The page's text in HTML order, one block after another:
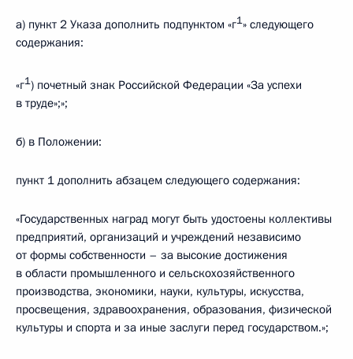
а) пункт 2 Указа дополнить подпунктом «г1» следующего
содержания:
«г1) почетный знак Российской Федерации «За успехи
в труде»;»;
б) в Положении:
пункт 1 дополнить абзацем следующего содержания:
«Государственных наград могут быть удостоены коллективы
предприятий, организаций и учреждений независимо
от формы собственности – за высокие достижения
в области промышленного и сельскохозяйственного
производства, экономики, науки, культуры, искусства,
просвещения, здравоохранения, образования, физической
культуры и спорта и за иные заслуги перед государством.»;